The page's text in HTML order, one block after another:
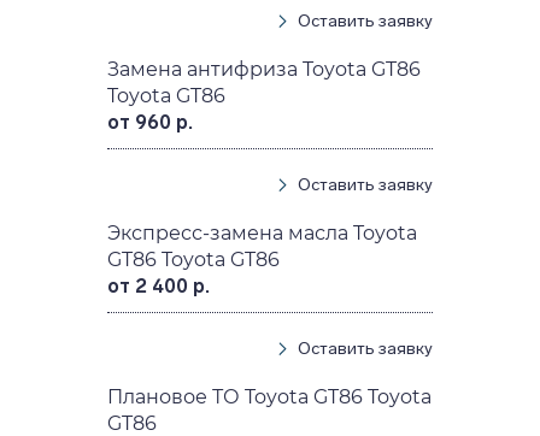
Оставить заявку
Замена антифриза Toyota GT86
Toyota GT86
от 960 р.
Оставить заявку
Экспресс-замена масла Toyota
GT86 Toyota GT86
от 2 400 р.
Оставить заявку
Плановое ТО Toyota GT86 Toyota
GT86